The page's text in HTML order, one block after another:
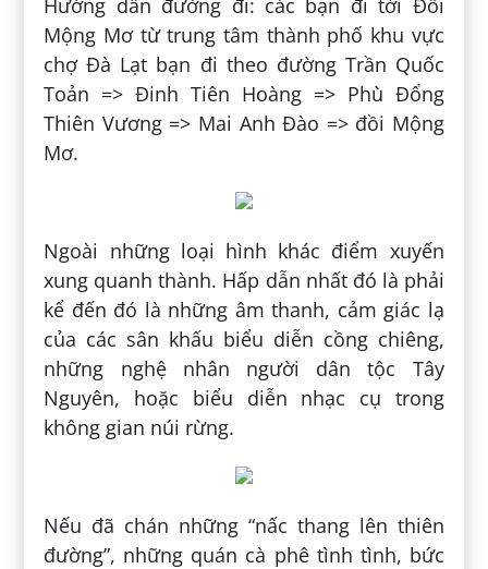
Mộng Mơ từ trung tâm thành phố khu vực
chợ Đà Lạt bạn đi theo đường Trần Quốc
Toản => Đinh Tiên Hoàng => Phù Đổng
Thiên Vương => Mai Anh Đào => đồi Mộng
Mơ.
Ngoài những loại hình khác điểm xuyến
xung quanh thành. Hấp dẫn nhất đó là phải
kể đến đó là những âm thanh, cảm giác lạ
của các sân khấu biểu diễn cồng chiêng,
những nghệ nhân người dân tộc Tây
Nguyên, hoặc biểu diễn nhạc cụ trong
không gian núi rừng.
Nếu đã chán những “nấc thang lên thiên
đường”, những quán cà phê tình tình, bức